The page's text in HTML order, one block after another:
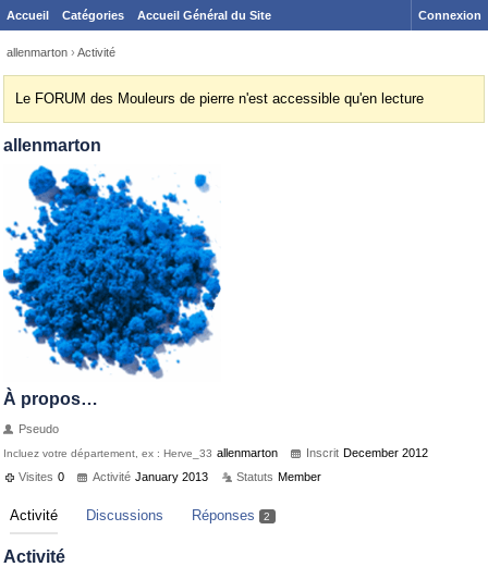
Accueil Catégories Accueil Général du Site Connexion
allenmarton › Activité
Le FORUM des Mouleurs de pierre n'est accessible qu'en lecture
allenmarton
À propos…
Pseudo
Incluez votre département, ex : Herve_33 allenmarton Inscrit December 2012
Visites 0 Activité January 2013 Statuts Member
Activité Discussions Réponses 2
Activité